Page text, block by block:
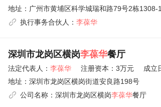
地址： 广州市黄埔区科学城瑞和路79号2栋1308-
执行事务合伙人： 李葆华
深圳市龙岗区横岗李葆华餐厅
法定代表人： 李葆华 注册资本：3万元
成立
地址： 深圳市龙岗区横岗街道安良路198号
公司名称： 深圳市龙岗区横岗李葆华餐厅